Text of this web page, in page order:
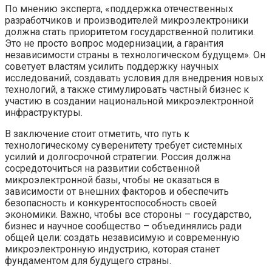
По мнению эксперта, «поддержка отечественных
разработчиков и производителей микроэлектроники
должна стать приоритетом государственной политики.
Это не просто вопрос модернизации, а гарантия
независимости страны в технологическом будущем». Он
советует властям усилить поддержку научных
исследований, создавать условия для внедрения новых
технологий, а также стимулировать частный бизнес к
участию в создании национальной микроэлектронной
инфраструктуры.
В заключение стоит отметить, что путь к
технологическому суверенитету требует системных
усилий и долгосрочной стратегии. Россия должна
сосредоточиться на развитии собственной
микроэлектронной базы, чтобы не оказаться в
зависимости от внешних факторов и обеспечить
безопасность и конкурентоспособность своей
экономики. Важно, чтобы все стороны – государство,
бизнес и научное сообщество – объединялись ради
общей цели: создать независимую и современную
микроэлектронную индустрию, которая станет
фундаментом для будущего страны.